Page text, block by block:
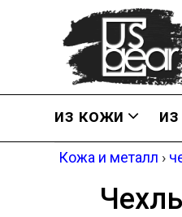
из кожи
Кожа и металл ›